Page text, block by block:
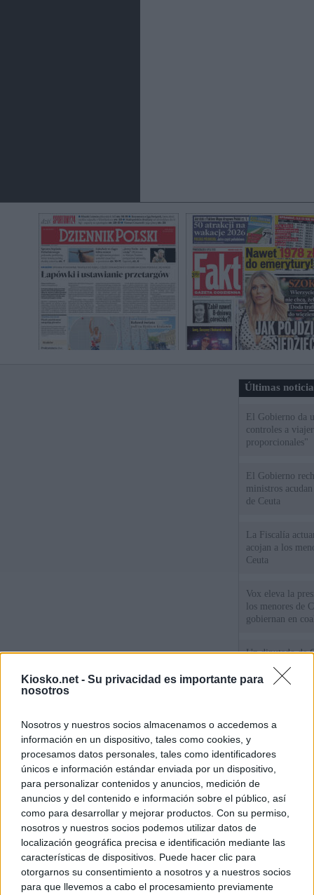
Kiosko.net - Su privacidad es importante para
nosotros
Nosotros y nuestros socios almacenamos o accedemos a
información en un dispositivo, tales como cookies, y
procesamos datos personales, tales como identificadores
únicos e información estándar enviada por un dispositivo,
para personalizar contenidos y anuncios, medición de
anuncios y del contenido e información sobre el público, así
como para desarrollar y mejorar productos. Con su permiso,
nosotros y nuestros socios podemos utilizar datos de
localización geográfica precisa e identificación mediante las
características de dispositivos. Puede hacer clic para
otorgarnos su consentimiento a nosotros y a nuestros socios
para que llevemos a cabo el procesamiento previamente
Últimas
El Gobierno da
controles a
proporcionales"
El Gobierno
ministros
de Ceuta
La Fiscalía
acojan a los
Ceuta
Vox eleva la
los menores de
gobiernan en
Un diputado de
ante la Fiscalía
los inmigrantes”
que busca a los
Ceuta
© Kiosko.net Aviso Legal Privacidad y Cookies